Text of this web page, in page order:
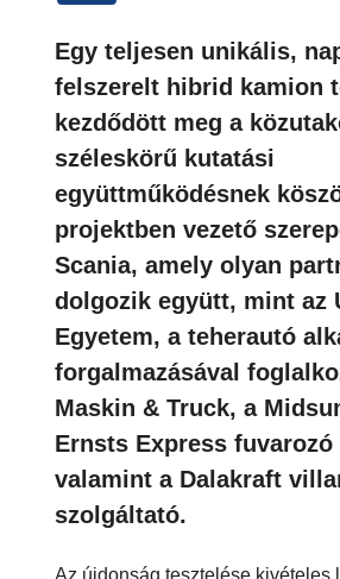
Egy teljesen unikális,
felszerelt hibrid kamion
kezdődött meg a
széleskörű kutatási
együttműködésnek
projektben vezető
Scania, amely olyan
dolgozik együtt, mint az
Egyetem, a teherautó
forgalmazásával
Maskin & Truck, a
Ernsts Express fuvarozó
valamint a Dalakraft
szolgáltató.
Az újdonság tesztelése kivételes